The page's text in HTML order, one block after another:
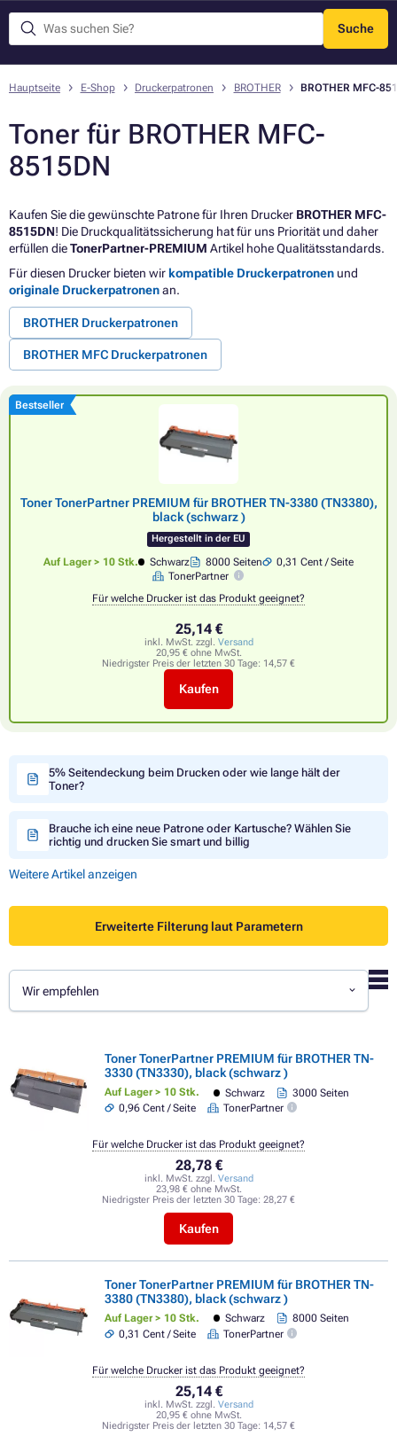
Suche
Menü
Hauptseite E-Shop Druckerpatronen BROTHER BROTHER MFC-
Toner für BROTHER MFC-
8515DN
Kaufen Sie die gewünschte Patrone für Ihren Drucker BROTHER MFC-
8515DN! Die Druckqualitätssicherung hat für uns Priorität und daher
erfüllen dieTonerPartner-PREMIUM Artikel hohe Qualitätsstandards.
Für diesen Drucker bieten wir kompatible Druckerpatronen und
originale Druckerpatronenan.
BROTHER Druckerpatronen
BROTHER MFC Druckerpatronen
Bestseller
Toner TonerPartner PREMIUM für BROTHER TN-3380 (TN3380),
black (schwarz )
Hergestellt in der EU
Auf Lager > 10 Stk. Schwarz 8000 Seiten
0,31 Cent / Seite
TonerPartner
Für welche Drucker ist das Produkt geeignet?
25,14 €
inkl. MwSt. zzgl. Versand
20,95 € ohne MwSt.
Niedrigster Preis der letzten 30 Tage: 14,57 €
Kaufen
5% Seitendeckung beim Drucken oder wie lange hält der
Toner?
Brauche ich eine neue Patrone oder Kartusche? Wählen Sie
richtig und drucken Sie smart und billig
Weitere Artikel anzeigen
Erweiterte Filterung laut Parametern
Wir empfehlen
Toner TonerPartner PREMIUM für BROTHER TN-
3330 (TN3330), black (schwarz )
Auf Lager > 10 Stk. Schwarz
3000 Seiten
0,96 Cent / Seite
TonerPartner
28,78 €
inkl. MwSt. zzgl. Versand
23,98 € ohne MwSt.
Niedrigster Preis der letzten 30 Tage: 28,27 €
Kaufen
Für welche Drucker ist das Produkt geeignet?
Toner TonerPartner PREMIUM für BROTHER TN-
3380 (TN3380), black (schwarz )
Auf Lager > 10 Stk. Schwarz
8000 Seiten
0,31 Cent / Seite
TonerPartner
25,14 €
inkl. MwSt. zzgl. Versand
20,95 € ohne MwSt.
Niedrigster Preis der letzten 30 Tage: 14,57 €
Für welche Drucker ist das Produkt geeignet?